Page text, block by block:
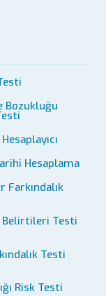
Bozukluğu
Hesaplama
Farkındalık
Belirtileri Testi
Testi
Risk Testi